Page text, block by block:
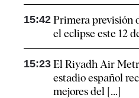
15:42 Primera previsión
el eclipse este 12
15:23 El Riyadh Air
estadio español
mejores del [...]